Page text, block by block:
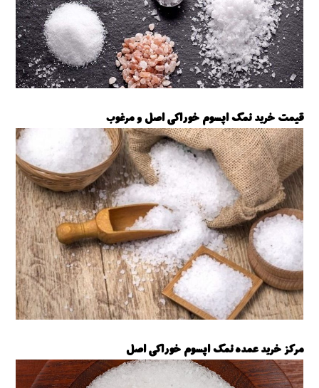
قیمت خرید نمک اپسوم خوراکی اصل و مرغوب
نمک اپسوم خوراکی
مرکز خرید عمده نمک اپسوم خوراکی اصل
نمک اپسوم خوراکی